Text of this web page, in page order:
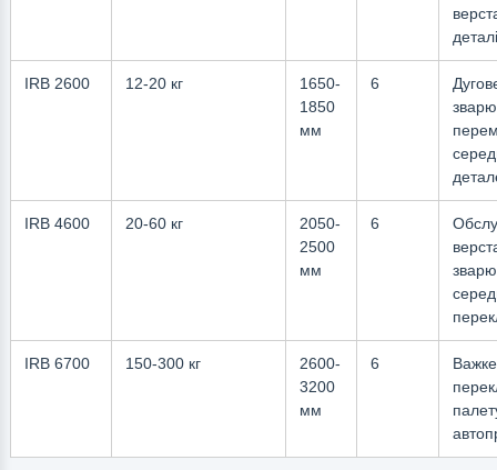
IRB 2600 12-20 кг
1650-
1850
мм
6
IRB 4600 20-60 кг
2050-
2500
мм
6
IRB 6700 150-300 кг
2600-
3200
мм
6
Важке